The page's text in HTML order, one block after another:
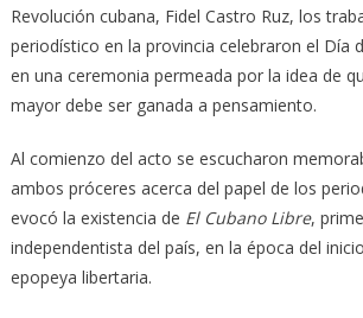
Revolución cubana, Fidel Castro Ruz, los
periodístico en la provincia celebraron el Día
en una ceremonia permeada por la idea de
mayor debe ser ganada a pensamiento.
Al comienzo del acto se escucharon
ambos próceres acerca del papel de los
evocó la existencia de El Cubano Libre,
independentista del país, en la época del
epopeya libertaria.